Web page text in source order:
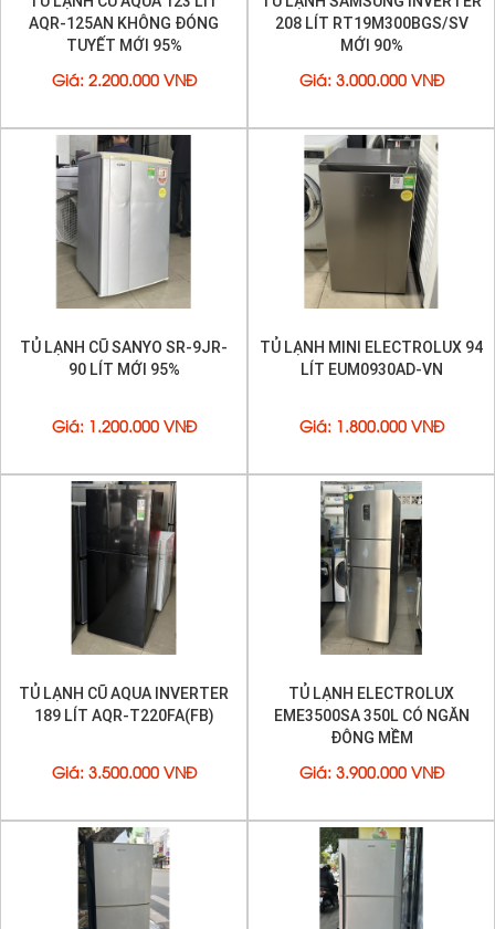
AQR-125AN KHÔNG ĐÓNG
TUYẾT MỚI 95%
Giá : 2.200.000 VNĐ
208 LÍT RT19M300BGS/SV
MỚI 90%
Giá : 3.000.000 VNĐ
TỦ LẠNH CŨ SANYO SR-9JR-
90 LÍT MỚI 95%
Giá: 1.200.000 VNĐ
TỦ LẠNH MINI ELECTROLUX 94
LÍT EUM0930AD-VN
Giá: 1.800.000 VNĐ
TỦ LẠNH CŨ AQUA INVERTER
189 LÍT AQR-T220FA(FB)
Giá: 3.500.000 VNĐ
TỦ LẠNH ELECTROLUX
EME3500SA 350L CÓ NGĂN
ĐÔNG MỀM
Giá: 3.900.000 VNĐ